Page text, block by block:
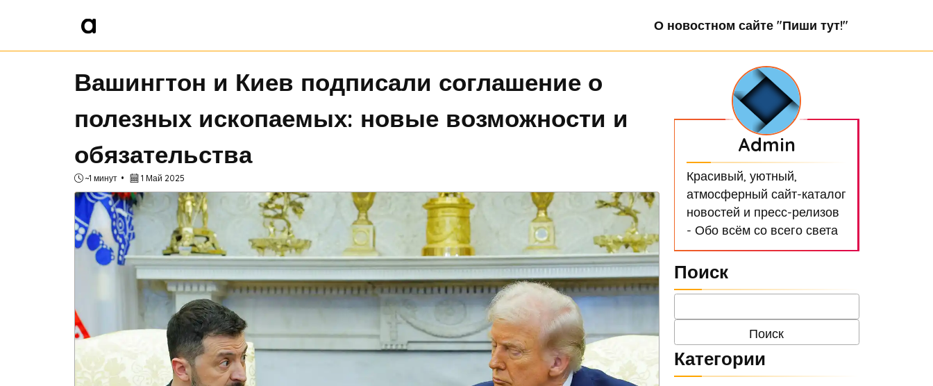
О новостном сайте "Пиши тут!"
Вашингтон и Киев подписали соглашение о
полезных ископаемых: новые возможности и
обязательства
~1 минут 1 Май 2025
Admin
Красивый, уютный,
атмосферный сайт-каталог
новостей и пресс-релизов
- Обо всём со всего света
Поиск
Категории